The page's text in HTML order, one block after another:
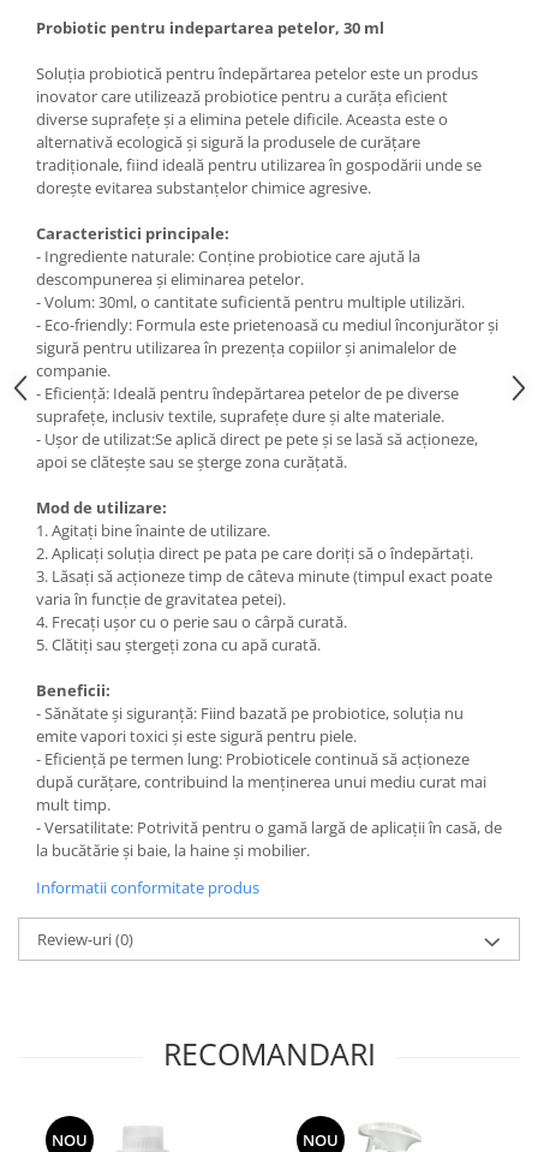
Probiotic pentru indepartarea petelor, 30 ml
Soluția probiotică pentru îndepărtarea petelor este un produs
inovator care utilizează probiotice pentru a curăța eficient
diverse suprafețe și a elimina petele dificile. Aceasta este o
alternativă ecologică și sigură la produsele de curățare
tradiționale, fiind ideală pentru utilizarea în gospodării unde se
dorește evitarea substanțelor chimice agresive.
Caracteristici principale:
- Ingrediente naturale: Conține probiotice care ajută la
descompunerea și eliminarea petelor.
- Volum: 30ml, o cantitate suficientă pentru multiple utilizări.
- Eco-friendly: Formula este prietenoasă cu mediul înconjurător și
sigură pentru utilizarea în prezența copiilor și animalelor de
companie.
- Eficiență: Ideală pentru îndepărtarea petelor de pe diverse
suprafețe, inclusiv textile, suprafețe dure și alte materiale.
- Ușor de utilizat:Se aplică direct pe pete și se lasă să acționeze,
apoi se clătește sau se șterge zona curățată.
Mod de utilizare:
1. Agitați bine înainte de utilizare.
2. Aplicați soluția direct pe pata pe care doriți să o îndepărtați.
3. Lăsați să acționeze timp de câteva minute (timpul exact poate
varia în funcție de gravitatea petei).
4. Frecați ușor cu o perie sau o cârpă curată.
5. Clătiți sau ștergeți zona cu apă curată.
Beneficii:
- Sănătate și siguranță: Fiind bazată pe probiotice, soluția nu
emite vapori toxici și este sigură pentru piele.
- Eficiență pe termen lung: Probioticele continuă să acționeze
după curățare, contribuind la menținerea unui mediu curat mai
mult timp.
- Versatilitate: Potrivită pentru o gamă largă de aplicații în casă, de
la bucătărie și baie, la haine și mobilier.
Informatii conformitate produs
Review-uri(0)
RECOMANDARI
NOU NOU